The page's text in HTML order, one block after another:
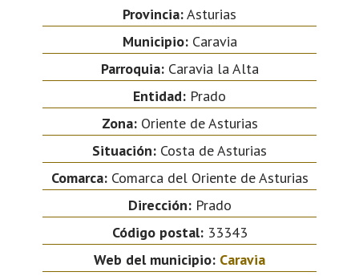
Provincia:Asturias
Municipio:Caravia
Parroquia:Caravia la Alta
Entidad: Prado
Zona:Oriente de Asturias
Situación: Costa de Asturias
Comarca:Comarca del Oriente de Asturias
Dirección:Prado
Código postal:33343
Web del municipio: Caravia